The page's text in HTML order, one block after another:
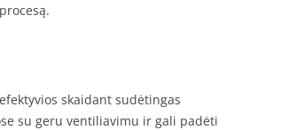
skaidant sudėtingas
su geru ventiliavimu ir gali padėti